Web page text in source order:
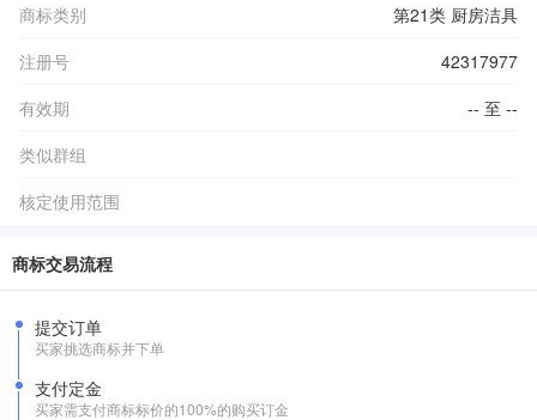
商标类别
第21类 厨房洁具
注册号
42317977
有效期
-- 至 --
类似群组
核定使用范围
商标交易流程
提交订单
买家挑选商标并下单
支付定金
买家需支付商标标价的100%的购买订金